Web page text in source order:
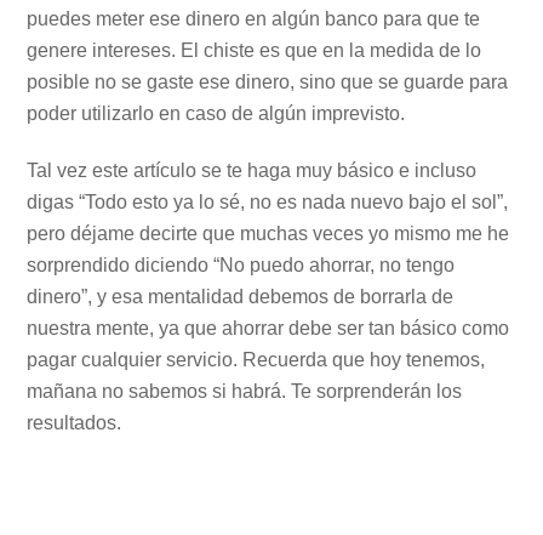
puedes meter ese dinero en algún banco para que te
genere intereses. El chiste es que en la medida de lo
posible no se gaste ese dinero, sino que se guarde para
poder utilizarlo en caso de algún imprevisto.
Tal vez este artículo se te haga muy básico e incluso
digas “Todo esto ya lo sé, no es nada nuevo bajo el sol”,
pero déjame decirte que muchas veces yo mismo me he
sorprendido diciendo “No puedo ahorrar, no tengo
dinero”, y esa mentalidad debemos de borrarla de
nuestra mente, ya que ahorrar debe ser tan básico como
pagar cualquier servicio. Recuerda que hoy tenemos,
mañana no sabemos si habrá. Te sorprenderán los
resultados.